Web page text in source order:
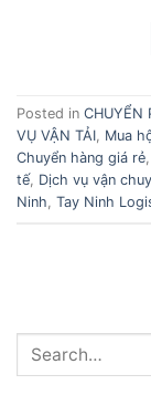
Posted in CHUYỂN
VỤ VẬN TẢI, Mua
Chuyển hàng giá rẻ,
tế, Dịch vụ vận
Ninh, Tay Ninh